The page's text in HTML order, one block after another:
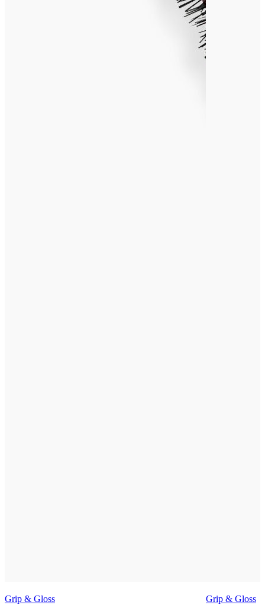
Grip & Gloss
Grip & Gloss